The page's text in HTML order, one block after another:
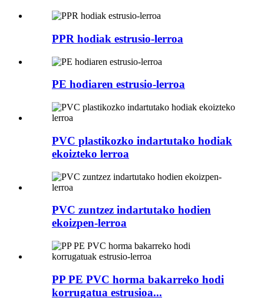
PPR hodiak estrusio-lerroa
PE hodiaren estrusio-lerroa
PVC plastikozko indartutako hodiak
ekoizteko lerroa
PVC zuntzez indartutako hodien
ekoizpen-lerroa
PP PE PVC horma bakarreko hodi
korrugatua estrusioa...